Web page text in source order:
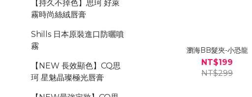
【持久不掉色】思珂 好萊
霧時尚絲絨唇膏
Shills 日本原裝進口防曬噴
霧
【NEW 長效顯色】CQ思
珂 星魅晶璨極光唇膏
瀏海BB髮夾-小恐龍
NT$199
NT$299